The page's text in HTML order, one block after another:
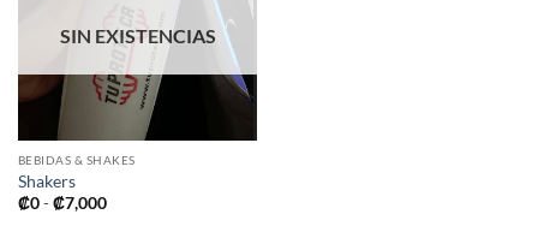
deseos
SIN EXISTENCIAS
BEBIDAS & SHAKES
Shakers
₡0 - ₡7,000Rango